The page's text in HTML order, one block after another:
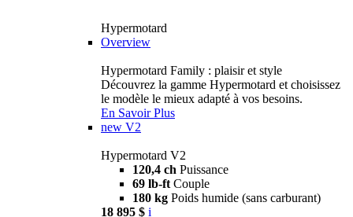
Hypermotard
Overview
Hypermotard Family : plaisir et style
Découvrez la gamme Hypermotard et choisissez
le modèle le mieux adapté à vos besoins.
En Savoir Plus
new V2
Hypermotard V2
120,4 ch Puissance
69 lb-ft Couple
180 kg Poids humide (sans carburant)
18 895 $ i